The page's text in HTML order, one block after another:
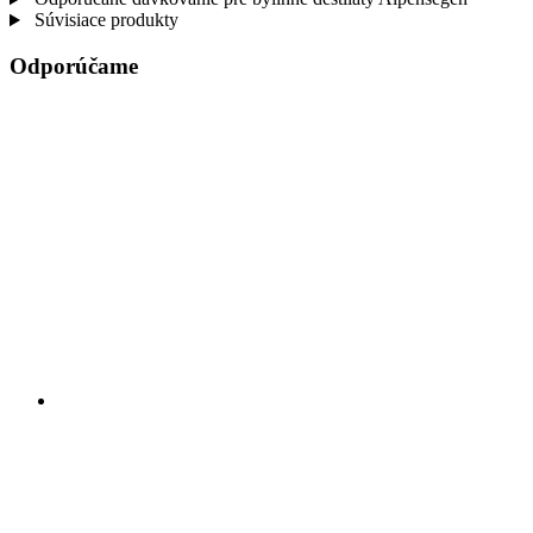
Súvisiace produkty
Odporúčame